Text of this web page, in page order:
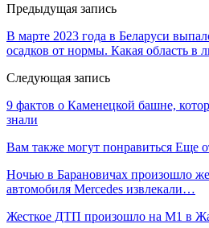
Предыдущая запись
В марте 2023 года в Беларуси
осадков от нормы. Какая область в
Следующая запись
9 фактов о Каменецкой башне,
знали
Вам также могут понравиться Еще
Ночью в Барановичах произошло
автомобиля Mercedes извлекали…
Жесткое ДТП произошло на М1 в